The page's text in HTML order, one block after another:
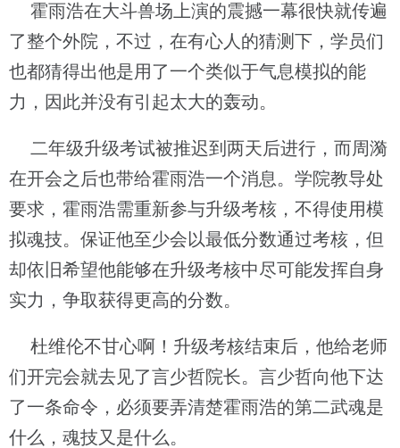
霍雨浩在大斗兽场上演的震撼一幕很快就传遍
了整个外院，不过，在有心人的猜测下，学员们
也都猜得出他是用了一个类似于气息模拟的能
力，因此并没有引起太大的轰动。
二年级升级考试被推迟到两天后进行，而周漪
在开会之后也带给霍雨浩一个消息。学院教导处
要求，霍雨浩需重新参与升级考核，不得使用模
拟魂技。保证他至少会以最低分数通过考核，但
却依旧希望他能够在升级考核中尽可能发挥自身
实力，争取获得更高的分数。
杜维伦不甘心啊！升级考核结束后，他给老师
们开完会就去见了言少哲院长。言少哲向他下达
了一条命令，必须要弄清楚霍雨浩的第二武魂是
什么，魂技又是什么。